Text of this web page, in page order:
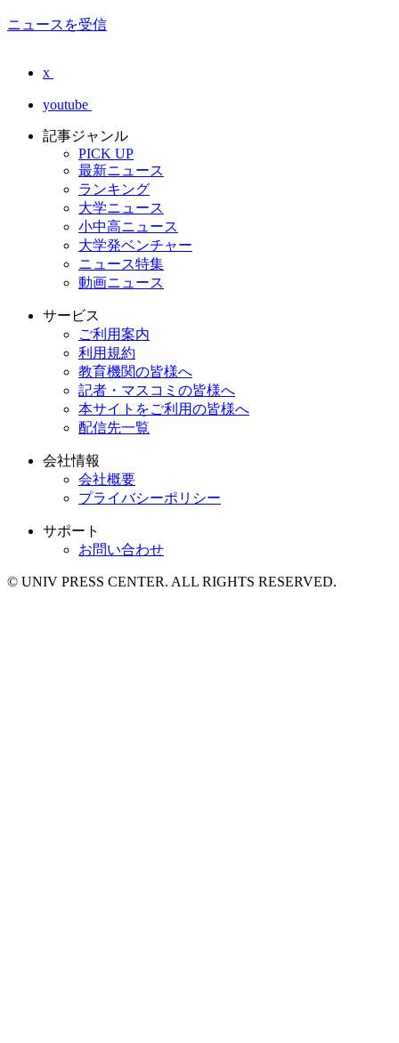
ニュースを受信
x
youtube
記事ジャンル
PICK UP
最新ニュース
ランキング
大学ニュース
小中高ニュース
大学発ベンチャー
ニュース特集
動画ニュース
サービス
ご利用案内
利用規約
教育機関の皆様へ
記者・マスコミの皆様へ
本サイトをご利用の皆様へ
配信先一覧
会社情報
会社概要
プライバシーポリシー
サポート
お問い合わせ
© UNIV PRESS CENTER. ALL RIGHTS RESERVED.